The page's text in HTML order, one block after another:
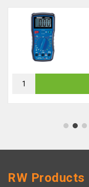
1 2 3
RW Products